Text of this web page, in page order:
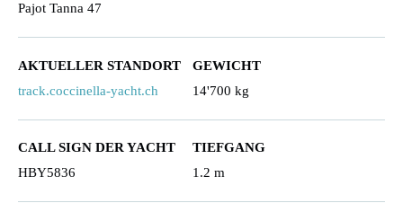
Pajot Tanna 47
AKTUELLER STANDORT
track.coccinella-yacht.ch
GEWICHT
14'700 kg
CALL SIGN DER YACHT
HBY5836
TIEFGANG
1.2 m